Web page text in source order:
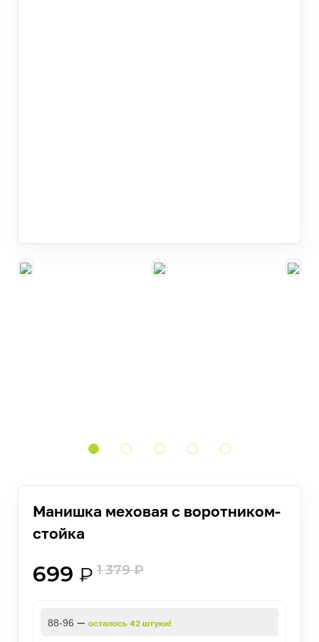
Манишка меховая с воротником-
стойка
699 ₽ 1 379₽
88-96 — осталось 42 штуки!